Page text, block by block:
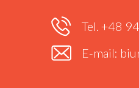
Tel. +48
E-mail: